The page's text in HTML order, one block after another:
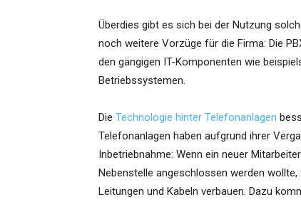
Überdies gibt es sich bei der Nutzung
noch weitere Vorzüge für die Firma: Die
den gängigen IT-Komponenten wie
Betriebssystemen.
Die Technologie hinter Telefonanlagen
Telefonanlagen haben aufgrund ihrer
Inbetriebnahme: Wenn ein neuer
Nebenstelle angeschlossen werden
Leitungen und Kabeln verbauen. Dazu